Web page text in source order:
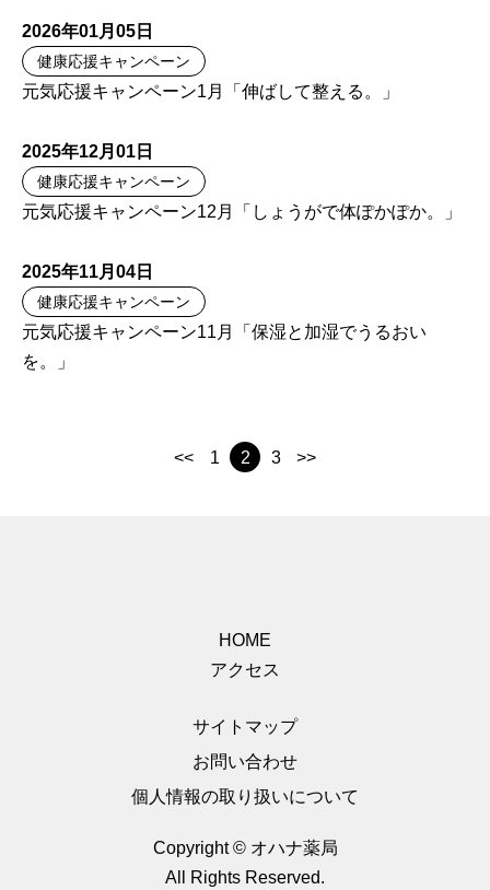
2026年01月05日
健康応援キャンペーン
元気応援キャンペーン1月「伸ばして整える。」
2025年12月01日
健康応援キャンペーン
元気応援キャンペーン12月「しょうがで体ぽかぽか。」
2025年11月04日
健康応援キャンペーン
元気応援キャンペーン11月「保湿と加湿でうるおい
を。」
<< 1 2 3 >>
HOME
アクセス
サイトマップ
お問い合わせ
個人情報の取り扱いについて
Copyright © オハナ薬局
All Rights Reserved.